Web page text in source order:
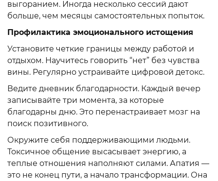
выгоранием. Иногда несколько сессий дают
больше, чем месяцы самостоятельных попыток.
Профилактика эмоционального истощения
Установите четкие границы между работой и
отдыхом. Научитесь говорить “нет” без чувства
вины. Регулярно устраивайте цифровой детокс.
Ведите дневник благодарности. Каждый вечер
записывайте три момента, за которые
благодарны дню. Это перенастраивает мозг на
поиск позитивного.
Окружите себя поддерживающими людьми.
Токсичное общение высасывает энергию, а
теплые отношения наполняют силами. Апатия —
это не конец пути, а начало трансформации. Она